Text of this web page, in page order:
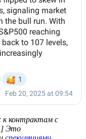
к контрактам с
Это